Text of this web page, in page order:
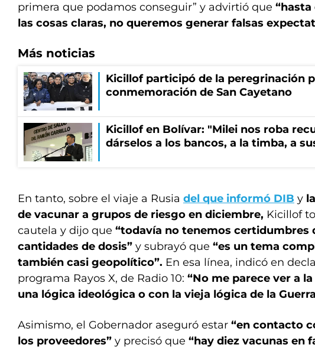
primera que podamos conseguir” y advirtió que “hasta
las cosas claras, no queremos generar falsas
Más noticias
Kicillof participó de la peregrinación
conmemoración de San Cayetano
Kicillof en Bolívar: "Milei nos roba
dárselos a los bancos, a la timba, a
En tanto, sobre el viaje a Rusia del que informó DIB y
de vacunar a grupos de riesgo en diciembre, Kicillof
cautela y dijo que “todavía no tenemos certidumbres
cantidades de dosis” y subrayó que “es un tema
también casi geopolítico”. En esa línea, indicó en
programa Rayos X, de Radio 10: “No me parece ver a
una lógica ideológica o con la vieja lógica de la
Asimismo, el Gobernador aseguró estar “en contacto
los proveedores” y precisó que “hay diez vacunas en